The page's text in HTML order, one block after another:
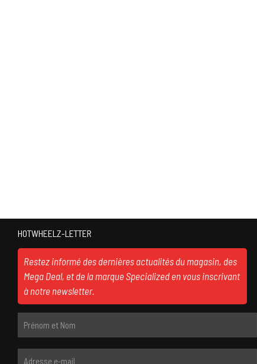
HOTWHEELZ-LETTER
Restez informé des dernières actualités du magasin, des
Mega Deal, et de la marque Specialized en vous inscrivant
à notre newsletter.